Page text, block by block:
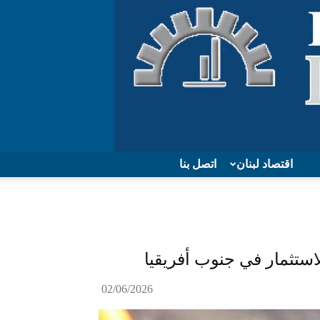
اتصل بنا اقتصاد لبنان
في جنوب أفريقيا
02/06/2026